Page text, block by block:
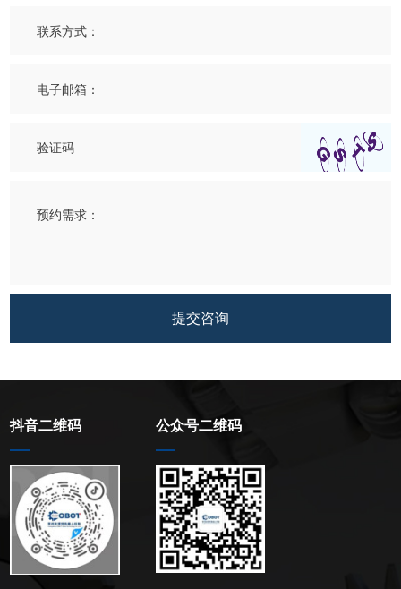
提交咨询
抖音二维码 公众号二维码